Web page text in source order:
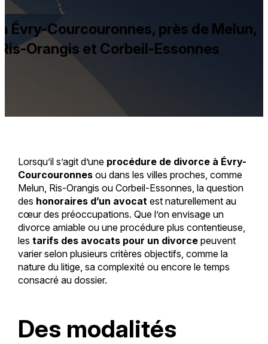
à Évry-Courcouronnes, près de Melun,
Ris-Orangis et Corbeil-Essonnes
Lorsqu’il s’agit d’uneprocédure de divorce à Évry-
Courcouronnesou dans les villes proches, comme
Melun, Ris-Orangis ou Corbeil-Essonnes, la question
des honoraires d’un avocat est naturellement au
cœur des préoccupations. Que l’on envisage un
divorce amiable ou une procédure plus contentieuse,
les tarifs des avocats pour un divorcepeuvent
varier selon plusieurs critères objectifs, comme la
nature du litige, sa complexité ou encore le temps
consacré au dossier.
Des modalités